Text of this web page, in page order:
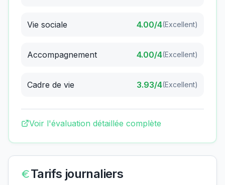
Vie sociale 4.00/4(Excellent)
Accompagnement 4.00/4(Excellent)
Cadre de vie 3.93/4(Excellent)
Voir l'évaluation détaillée complète
Tarifs journaliers